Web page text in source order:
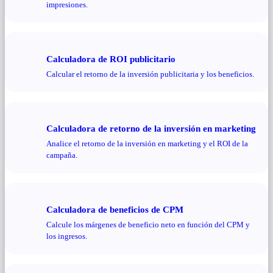
impresiones.
Calculadora de ROI publicitario
Calcular el retorno de la inversión publicitaria y los beneficios.
Calculadora de retorno de la inversión en marketing
Analice el retorno de la inversión en marketing y el ROI de la
campaña.
Calculadora de beneficios de CPM
Calcule los márgenes de beneficio neto en función del CPM y
los ingresos.